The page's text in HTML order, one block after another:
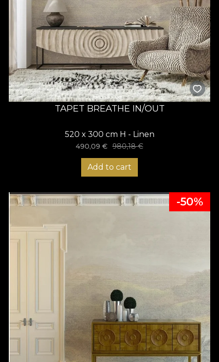
TAPET BREATHE IN/OUT
520 x 300 cm H - Linen
490,09€ 980,18€
Add to cart
-50%